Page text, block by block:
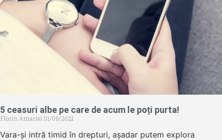
5 ceasuri albe pe care de acum le poți purta!
Florin Amariei 01/06/2021
Vara-și intră timid în drepturi, așadar putem explora